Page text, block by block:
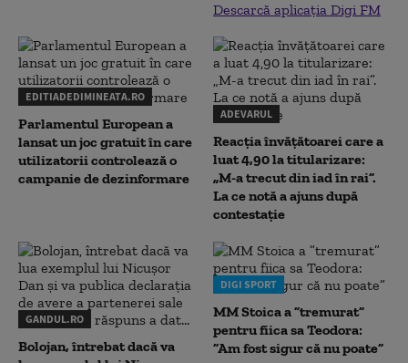
Descarcă aplicația Digi FM
EDITIADEDIMINEATA.RO
Parlamentul European a
lansat un joc gratuit în care
utilizatorii controlează o
campanie de dezinformare
ADEVARUL
Reacția învățătoarei care a
luat 4,90 la titularizare:
„M-a trecut din iad în rai”.
La ce notă a ajuns după
contestație
GANDUL.RO
Bolojan, întrebat dacă va
DIGI SPORT
MM Stoica a ”tremurat”
pentru fiica sa Teodora:
”Am fost sigur că nu poate”